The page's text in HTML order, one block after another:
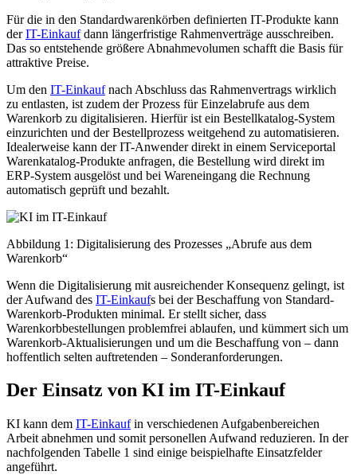
Für die in den Standardwarenkörben definierten IT-Produkte kann
derIT-Einkaufdann längerfristige Rahmenverträge ausschreiben.
Das so entstehende größere Abnahmevolumen schafft die Basis für
attraktive Preise.
Um den IT-Einkaufnach Abschluss das Rahmenvertrags wirklich
zu entlasten, ist zudem der Prozess für Einzelabrufe aus dem
Warenkorb zu digitalisieren. Hierfür ist ein Bestellkatalog-System
einzurichten und der Bestellprozess weitgehend zu automatisieren.
Idealerweise kann der IT-Anwender direkt in einem Serviceportal
Warenkatalog-Produkte anfragen, die Bestellung wird direkt im
ERP-System ausgelöst und bei Wareneingang die Rechnung
automatisch geprüft und bezahlt.
Abbildung 1: Digitalisierung des Prozesses „Abrufe aus dem
Warenkorb“
Wenn die Digitalisierung mit ausreichender Konsequenz gelingt, ist
der Aufwand des IT-Einkaufs bei der Beschaffung von Standard-
Warenkorb-Produkten minimal. Er stellt sicher, dass
Warenkorbbestellungen problemfrei ablaufen, und kümmert sich um
Warenkorb-Aktualisierungen und um die Beschaffung von – dann
hoffentlich selten auftretenden – Sonderanforderungen.
Der Einsatz von KI im IT-Einkauf
KI kann dem IT-Einkaufin verschiedenen Aufgabenbereichen
Arbeit abnehmen und somit personellen Aufwand reduzieren. In der
nachfolgenden Tabelle 1 sind einige beispielhafte Einsatzfelder
angeführt.